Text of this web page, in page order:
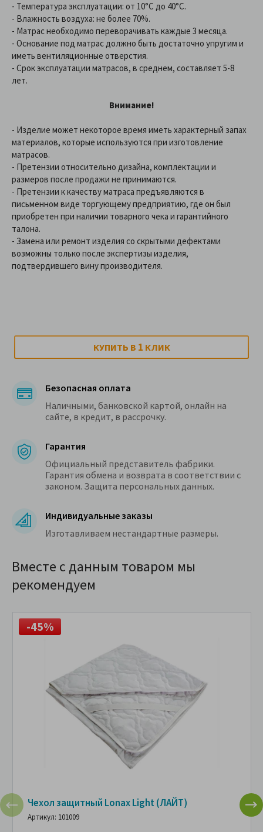
- Температура эксплуатации: от 10°С до 40°С.
- Влажность воздуха: не более 70%.
- Матрас необходимо переворачивать каждые 3 месяца.
- Основание под матрас должно быть достаточно упругим и
иметь вентиляционные отверстия.
- Срок эксплуатации матрасов, в среднем, составляет 5-8
лет.
Внимание!
- Изделие может некоторое время иметь характерный запах
материалов, которые используются при изготовление
матрасов.
- Претензии относительно дизайна, комплектации и
размеров после продажи не принимаются.
- Претензии к качеству матраса предъявляются в
письменном виде торгующему предприятию, где он был
приобретен при наличии товарного чека и гарантийного
талона.
- Замена или ремонт изделия со скрытыми дефектами
возможны только после экспертизы изделия,
подтвердившего вину производителя.
КУПИТЬ В 1 КЛИК
Безопасная оплата
Наличными, банковской картой, онлайн на
сайте, в кредит, в рассрочку.
Гарантия
Официальный представитель фабрики.
Гарантия обмена и возврата в соответствии с
законом. Защита персональных данных.
Индивидуальные заказы
Изготавливаем нестандартные размеры.
Вместе с данным товаром мы
рекомендуем
-45%
Чехол защитный Lonax Light (ЛАЙТ)
Артикул: 101009